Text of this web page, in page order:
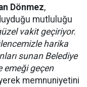
Dönmez,
mutluluğu
vakit geçiriyor.
harika
sunan Belediye
emeği geçen
memnuniyetini